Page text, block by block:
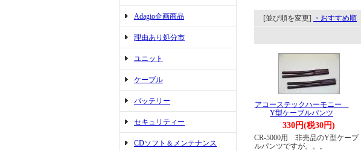
Adagio企画商品
理由あり処分市
ユニット
ケーブル
バッテリー
セキュリティー
CDソフト＆メンテナンス
[並び順を変更] ・おすすめ順
アコーステックハーモニー
Y型ケーブルパンツ
330円(税30円)
CR-5000用 非売品のY型ケーブ
ルパンツですが。。。